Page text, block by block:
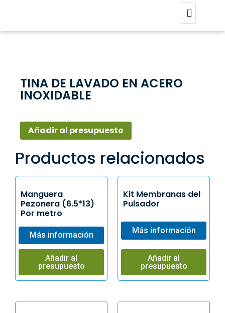
TINA DE LAVADO EN ACERO
INOXIDABLE
Añadir al presupuesto
Productos relacionados
Manguera
Pezonera (6.5*13)
Por metro
Más información
Añadir al
presupuesto
Kit Membranas del
Pulsador
Más información
Añadir al
presupuesto